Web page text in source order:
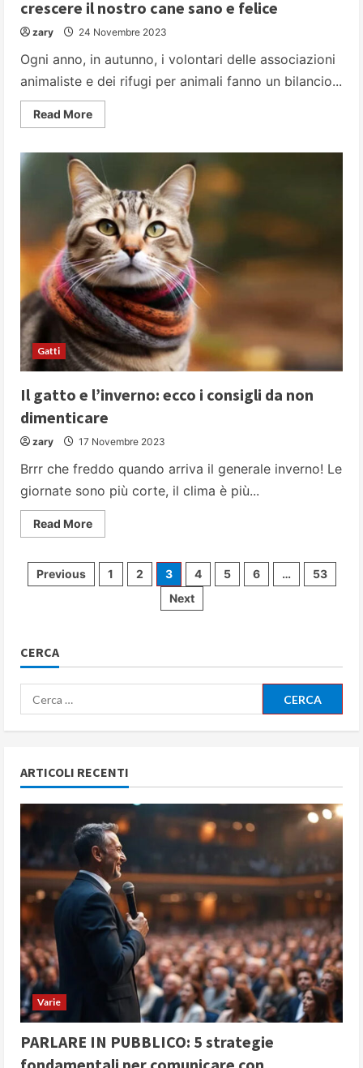
crescere il nostro cane sano e felice
zary 24 Novembre 2023
Ogni anno, in autunno, i volontari delle associazioni
animaliste e dei rifugi per animali fanno un bilancio...
Read MoreRead
more
all’adulto:
l’ABC
per
fare
crescere
il
nostro
cane
sano
e
felice
Gatti
Il gatto e l’inverno: ecco i consigli da non
dimenticare
zary 17 Novembre 2023
Brrr che freddo quando arriva il generale inverno! Le
giornate sono più corte, il clima è più...
Read MoreRead
more
gatto
l’inverno:
Paginazione
articoli
Previous 1 2 3 4 5 6 …
53
Next
CERCA
Ricerca
per:
ARTICOLI RECENTI
Varie
PARLARE IN PUBBLICO: 5 strategie